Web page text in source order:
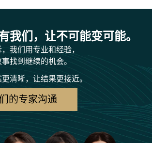
我们，让不可能变可能。
我们用专业和经验，
找到继续的机会。
清晰，让结果更接近。
的专家沟通